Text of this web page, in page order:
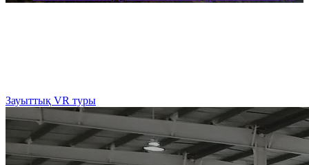
Зауыттық VR туры